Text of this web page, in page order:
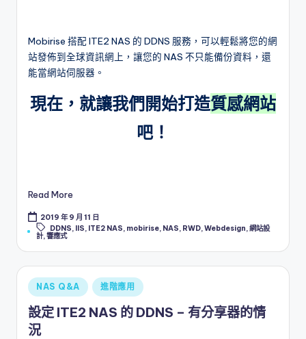
Mobirise 搭配 ITE2 NAS 的 DDNS 服務，可以輕鬆將您的網
站發佈到全球資訊網上，讓您的 NAS 不只能備份資料，還
能當網站伺服器。
現在，就讓我們開始打造質感網站
吧！
Read More
2019 年 9 月 11 日
Tags:DDNS IIS ITE2 NAS mobirise, NAS RWD, Webdesign 網站設
計,響應式
Posted
in
NAS Q&A 進階應用
設定 ITE2 NAS 的 DDNS – 有分享器的情
況